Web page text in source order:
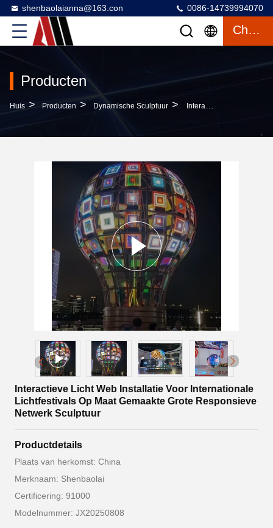
shenbaolaianna@163.con 0086-14739994070
Chatten
Producten
Huis > Producten > Dynamische Sculptuur > Interactieve Licht Web Installatie Voor Internationale Lichtfestivals Op Maat Gemaakte Grote Responsieve Netwerk Sculptuur
Interactieve Licht Web Installatie Voor Internationale
Lichtfestivals Op Maat Gemaakte Grote Responsieve
Netwerk Sculptuur
Productdetails
Plaats van herkomst: China
Merknaam: Shenbaolai
Certificering: 91000
Modelnummer: JX20250808